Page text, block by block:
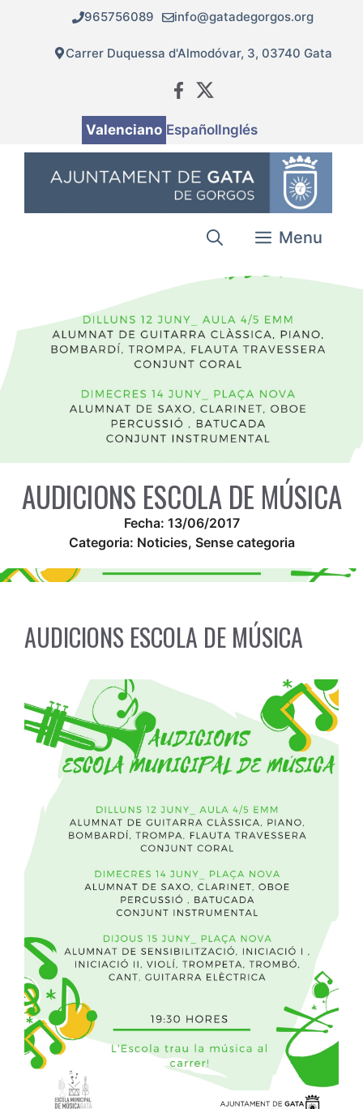
contingut
965756089 info@gatadegorgos.org
Carrer Duquessa d'Almodóvar, 3, 03740 Gata
Valenciano EspañolInglés
Menu
AUDICIONS ESCOLA DE MÚSICA
Fecha: 13/06/2017
Categoria: Noticies, Sense categoria
AUDICIONS ESCOLA DE MÚSICA